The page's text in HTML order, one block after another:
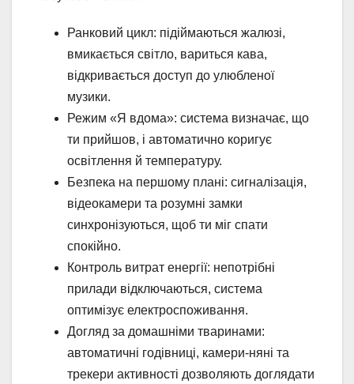
Ранковий цикл: підіймаються жалюзі,
вмикається світло, вариться кава,
відкривається доступ до улюбленої
музики.
Режим «Я вдома»: система визначає, що
ти прийшов, і автоматично коригує
освітлення й температуру.
Безпека на першому плані: сигналізація,
відеокамери та розумні замки
синхронізуються, щоб ти міг спати
спокійно.
Контроль витрат енергії: непотрібні
прилади відключаються, система
оптимізує електроспоживання.
Догляд за домашніми тваринами:
автоматичні годівниці, камери-няні та
трекери активності дозволяють доглядати